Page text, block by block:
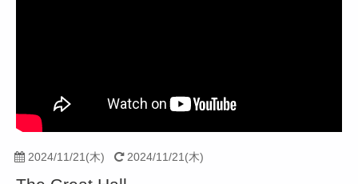
2024/11/21(木) 2024/11/21(木)